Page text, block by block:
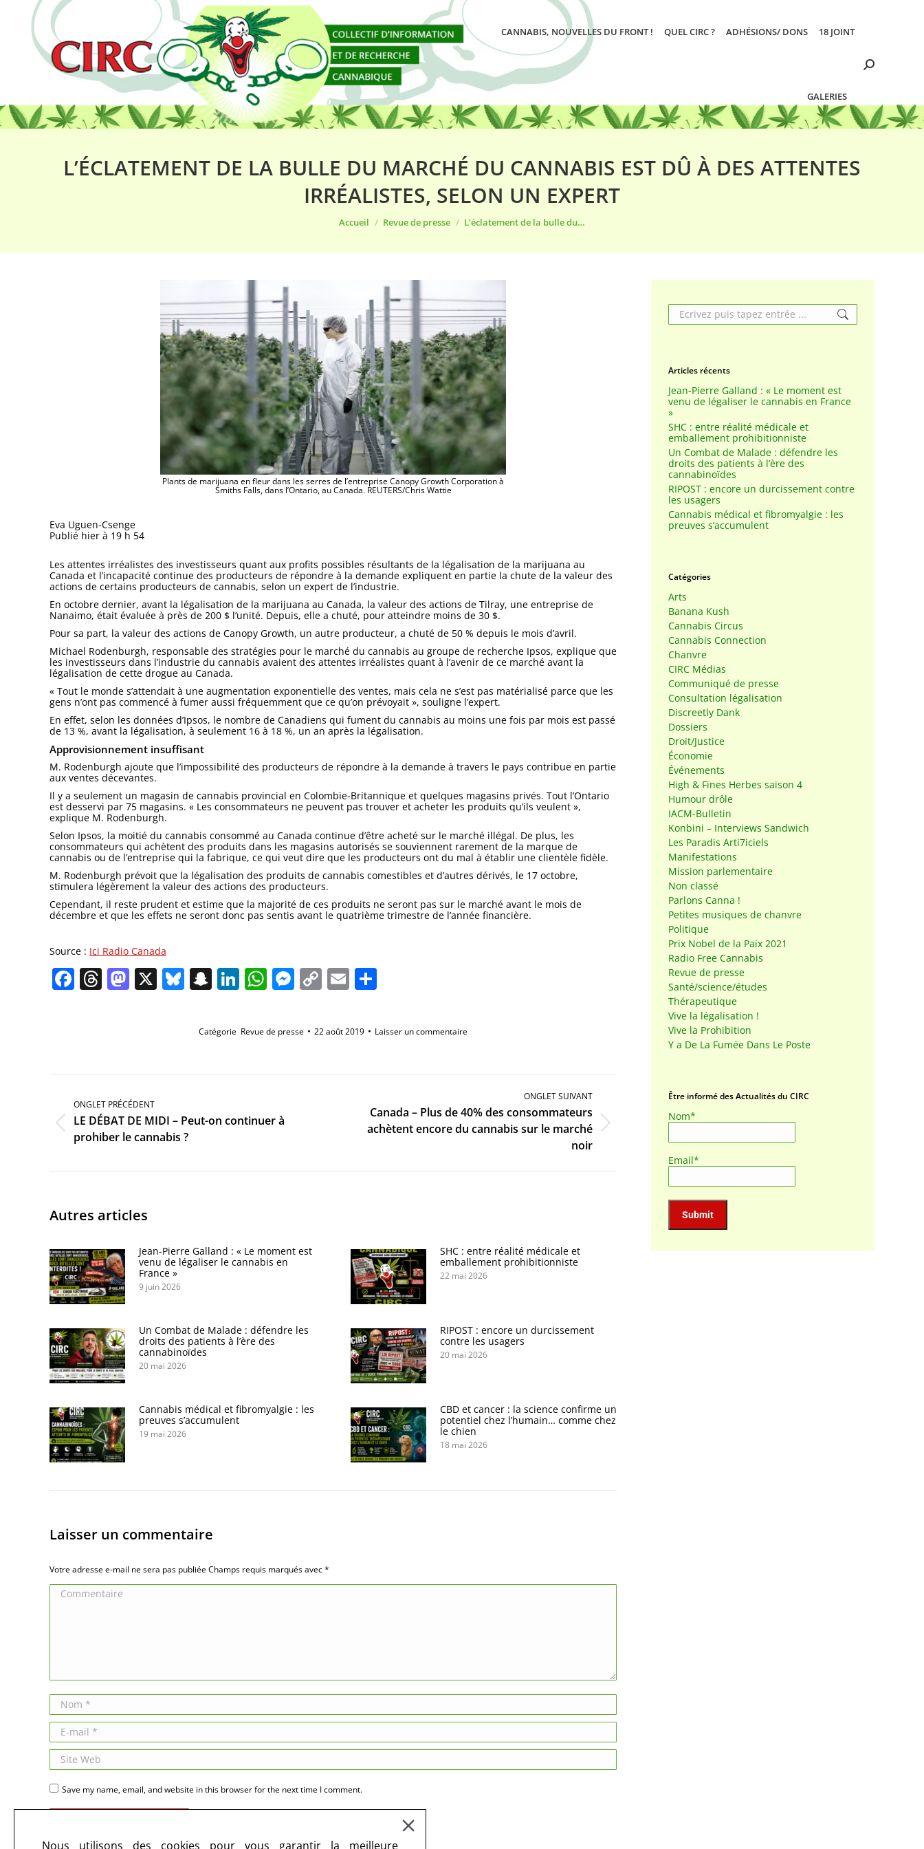
CANNABIS, NOUVELLES DU FRONT ! QUEL CIRC ? ADHÉSIONS/ DONS 18 JOINT
GALERIES
Search:
L’ÉCLATEMENT DE LA BULLE DU MARCHÉ DU CANNABIS EST DÛ À DES ATTENTES
IRRÉALISTES, SELON UN EXPERT
Accueil Revue de presse L’éclatement de la bulle du…
Plants de marijuana en fleur dans les serres de l’entreprise Canopy Growth Corporation à
Smiths Falls, dans l’Ontario, au Canada. REUTERS/Chris Wattie
Eva Uguen-Csenge
Publié hier à 19 h 54
Les attentes irréalistes des investisseurs quant aux profits possibles résultants de la légalisation de la marijuana au
Canada et l’incapacité continue des producteurs de répondre à la demande expliquent en partie la chute de la valeur des
actions de certains producteurs de cannabis, selon un expert de l’industrie.
En octobre dernier, avant la légalisation de la marijuana au Canada, la valeur des actions de Tilray, une entreprise de
Nanaimo, était évaluée à près de 200 $ l’unité. Depuis, elle a chuté, pour atteindre moins de 30 $.
Pour sa part, la valeur des actions de Canopy Growth, un autre producteur, a chuté de 50 % depuis le mois d’avril.
Michael Rodenburgh, responsable des stratégies pour le marché du cannabis au groupe de recherche Ipsos, explique que
les investisseurs dans l’industrie du cannabis avaient des attentes irréalistes quant à l’avenir de ce marché avant la
légalisation de cette drogue au Canada.
« Tout le monde s’attendait à une augmentation exponentielle des ventes, mais cela ne s’est pas matérialisé parce que les
gens n’ont pas commencé à fumer aussi fréquemment que ce qu’on prévoyait », souligne l’expert.
En effet, selon les données d’Ipsos, le nombre de Canadiens qui fument du cannabis au moins une fois par mois est passé
de 13 %, avant la légalisation, à seulement 16 à 18 %, un an après la légalisation.
Approvisionnement insuffisant
M. Rodenburgh ajoute que l’impossibilité des producteurs de répondre à la demande à travers le pays contribue en partie
aux ventes décevantes.
Il y a seulement un magasin de cannabis provincial en Colombie-Britannique et quelques magasins privés. Tout l’Ontario
est desservi par 75 magasins. « Les consommateurs ne peuvent pas trouver et acheter les produits qu’ils veulent »,
explique M. Rodenburgh.
Selon Ipsos, la moitié du cannabis consommé au Canada continue d’être acheté sur le marché illégal. De plus, les
consommateurs qui achètent des produits dans les magasins autorisés se souviennent rarement de la marque de
cannabis ou de l’entreprise qui la fabrique, ce qui veut dire que les producteurs ont du mal à établir une clientèle fidèle.
M. Rodenburgh prévoit que la légalisation des produits de cannabis comestibles et d’autres dérivés, le 17 octobre,
stimulera légèrement la valeur des actions des producteurs.
Cependant, il reste prudent et estime que la majorité de ces produits ne seront pas sur le marché avant le mois de
décembre et que les effets ne seront donc pas sentis avant le quatrième trimestre de l’année financière.
Source : Ici Radio Canada
Facebook
Threads
Mastodon
X Bluesky
Snapchat
LinkedIn
WhatsApp
Messenger
CopyEmail
Catégorie Revue de presse 22 août 2019 Laisser un commentaire
Navigation
commentaire
ONGLET PRÉCÉDENT
Onglet
précédent
LE DÉBAT DE MIDI – Peut-on continuer à
prohiber le cannabis ?
ONGLET SUIVANT
Onglet
Canada – Plus de 40% des consommateurs
achètent encore du cannabis sur le marché
noir
Autres articles
Jean-Pierre Galland : « Le moment est
venu de légaliser le cannabis en
France »
9 juin 2026
SHC : entre réalité médicale et
emballement prohibitionniste
22 mai 2026
Un Combat de Malade : défendre les
droits des patients à l’ère des
cannabinoïdes
20 mai 2026
RIPOST : encore un durcissement
contre les usagers
20 mai 2026
Cannabis médical et fibromyalgie : les
preuves s’accumulent
19 mai 2026
CBD et cancer : la science confirme un
potentiel chez l’humain… comme chez
le chien
18 mai 2026
Laisser un commentaire
Votre adresse e-mail ne sera pas publiée Champs requis marqués avec*
Commentaire
Nom *
E-mail *
Site Web
Save my name, email, and website in this browser for the next time I comment.
Search:
Articles récents
Jean-Pierre Galland : « Le moment est
venu de légaliser le cannabis en France
»
SHC : entre réalité médicale et
emballement prohibitionniste
Un Combat de Malade : défendre les
droits des patients à l’ère des
cannabinoïdes
RIPOST : encore un durcissement contre
les usagers
Cannabis médical et fibromyalgie : les
preuves s’accumulent
Catégories
Arts
Banana Kush
Cannabis Circus
Cannabis Connection
Chanvre
CIRC Médias
Communiqué de presse
Consultation légalisation
Discreetly Dank
Dossiers
Droit/Justice
Économie
Événements
High & Fines Herbes saison 4
Humour drôle
IACM-Bulletin
Konbini – Interviews Sandwich
Les Paradis Arti7iciels
Manifestations
Mission parlementaire
Non classé
Parlons Canna !
Petites musiques de chanvre
Politique
Prix Nobel de la Paix 2021
Radio Free Cannabis
Revue de presse
Santé/science/études
Thérapeutique
Vive la légalisation !
Vive la Prohibition
Y a De La Fumée Dans Le Poste
Être informé des Actualités du CIRC
Nom*
Email*
Nous utilisons des cookies pour vous garantir la meilleure